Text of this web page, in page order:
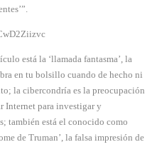
está la ‘llamada fantasma’, la
en tu bolsillo cuando de hecho ni
la cibercondría es la preocupación
Internet para investigar y
también está el conocido como
de Truman’, la falsa impresión de